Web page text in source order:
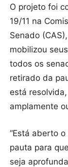
O projeto foi
19/11 na
Senado
mobilizou
todos os
retirado da
está
amplamente
“Está aberto
pauta para
seja